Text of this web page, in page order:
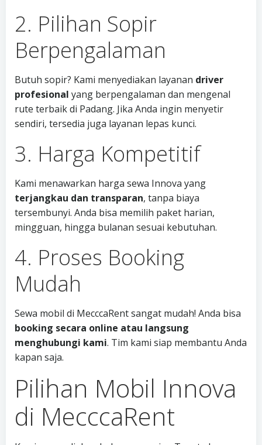
2. Pilihan Sopir
Berpengalaman
Butuh sopir? Kami menyediakan layanan driver
profesional yang berpengalaman dan mengenal
rute terbaik di Padang. Jika Anda ingin menyetir
sendiri, tersedia juga layanan lepas kunci.
3. Harga Kompetitif
Kami menawarkan harga sewa Innova yang
terjangkau dan transparan, tanpa biaya
tersembunyi. Anda bisa memilih paket harian,
mingguan, hingga bulanan sesuai kebutuhan.
4. Proses Booking
Mudah
Sewa mobil di MecccaRent sangat mudah! Anda bisa
booking secara online atau langsung
menghubungi kami. Tim kami siap membantu Anda
kapan saja.
Pilihan Mobil Innova
di MecccaRent